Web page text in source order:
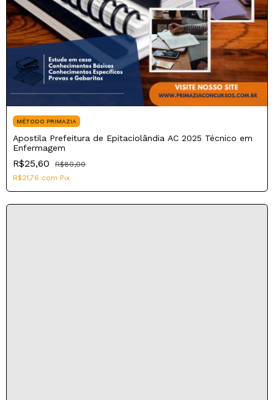
MÉTODO PRIMAZIA
Apostila Prefeitura de Epitaciolândia AC 2025 Técnico em
Enfermagem
R$25,60
R$80,00
R$21,76 com Pix